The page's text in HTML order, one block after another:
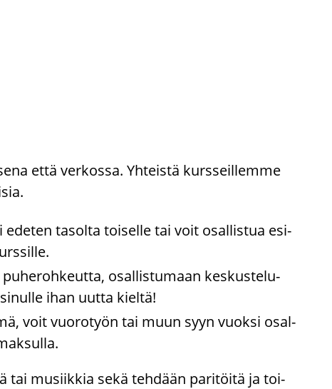
että ver­kos­sa. Yh­teis­tä kurs­seil­lem­me
ta­sol­ta toi­sel­le tai voit osal­lis­tua esi­
osal­lis­tu­maan kes­kus­te­lu­
ihan uutta kiel­tä!
voit vuo­ro­työn tai muun syyn vuok­si osal­
tai musiik­kia sekä teh­dään pa­ri­töi­tä ja toi­